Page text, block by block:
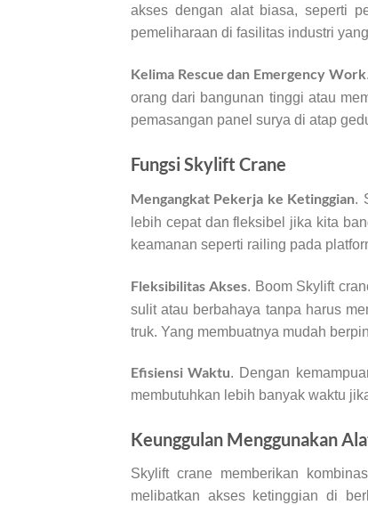
akses dengan alat biasa, seperti
pemeliharaan di fasilitas industri
Kelima Rescue dan Emergency Work
orang dari bangunan tinggi atau
pemasangan panel surya di atap
Fungsi Skylift Crane
Mengangkat Pekerja ke Ketinggian.
lebih cepat dan fleksibel jika kita
keamanan seperti railing pada
Fleksibilitas Akses. Boom Skylift
sulit atau berbahaya tanpa harus
truk. Yang membuatnya mudah
Efisiensi Waktu. Dengan
membutuhkan lebih banyak waktu
Keunggulan Menggunakan
Skylift crane memberikan
melibatkan akses ketinggian di